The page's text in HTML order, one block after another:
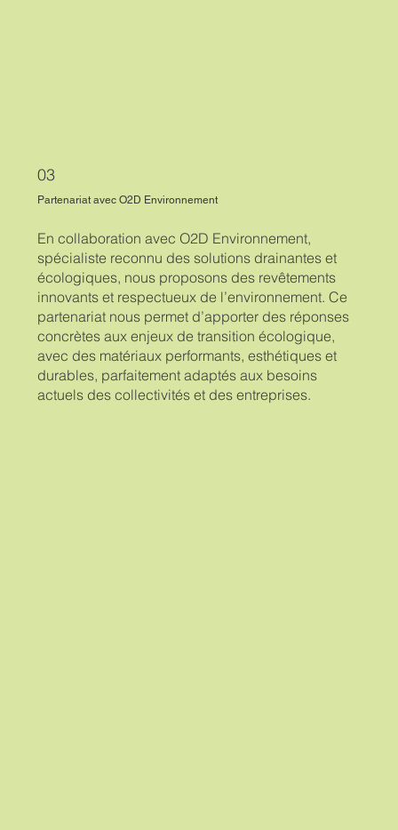
03
Partenariat avec O2D Environnement
En collaboration avec O2D Environnement,
spécialiste reconnu des solutions drainantes et
écologiques, nous proposons des revêtements
innovants et respectueux de l’environnement. Ce
partenariat nous permet d’apporter des réponses
concrètes aux enjeux de transition écologique,
avec des matériaux performants, esthétiques et
durables, parfaitement adaptés aux besoins
actuels des collectivités et des entreprises.